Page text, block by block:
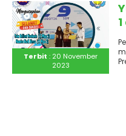
Terbit : 20 November
2023